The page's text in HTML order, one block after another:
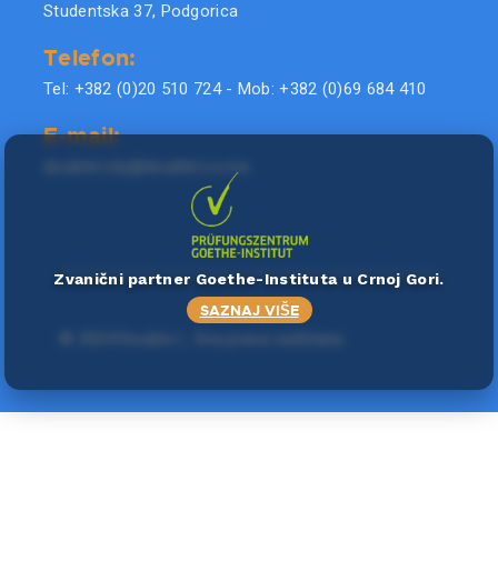
Studentska 37, Podgorica
Telefon:
Tel: +382 (0)20 510 724 - Mob: +382 (0)69 684 410
E-mail:
Zvanični partner Goethe-Instituta u Crnoj Gori.
SAZNAJ VIŠE